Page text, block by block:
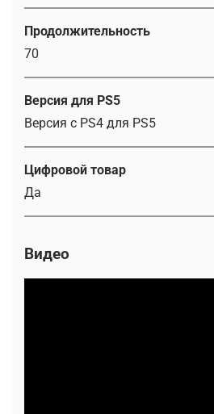
Продолжительность
70
Версия для PS5
Версия с PS4 для PS5
Цифровой товар
Да
Видео